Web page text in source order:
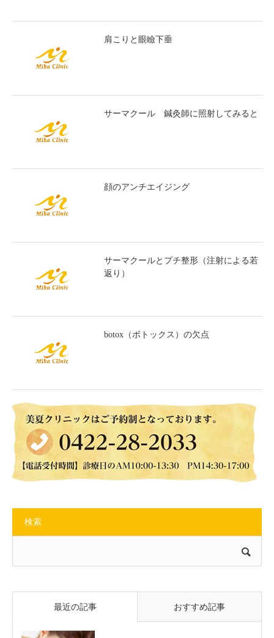
肩こりと眼瞼下垂
サーマクール 鍼灸師に照射してみると
顔のアンチエイジング
サーマクールとプチ整形（注射による若
返り）
botox（ボトックス）の欠点
検索
最近の記事 おすすめ記事